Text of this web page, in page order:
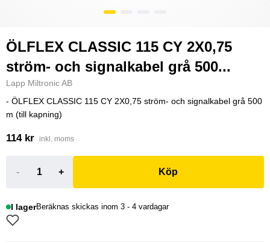
ÖLFLEX CLASSIC 115 CY 2X0,75
ström- och signalkabel grå 500...
Lapp Miltronic AB
- ÖLFLEX CLASSIC 115 CY 2X0,75 ström- och signalkabel grå 500
m (till kapning)
114 kr inkl. moms
- + Köp
I lagerBeräknas skickas inom 3 - 4 vardagar